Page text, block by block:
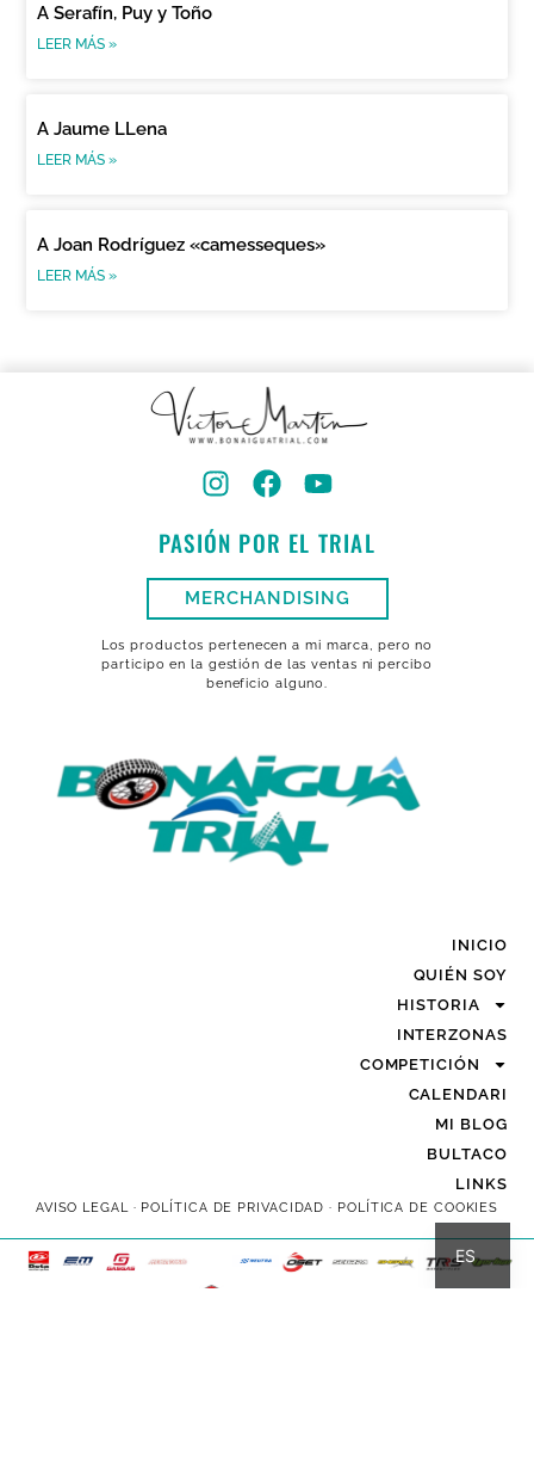
A Serafín, Puy y Toño
LEER MÁS »
A Jaume LLena
LEER MÁS »
A Joan Rodríguez «camesseques»
LEER MÁS »
PASIÓN POR EL TRIAL
MERCHANDISING
Los productos pertenecen a mi marca, pero no
participo en la gestión de las ventas ni percibo
beneficio alguno.
INICIO
QUIÉN SOY
HISTORIA
INTERZONAS
COMPETICIÓN
CALENDARI
MI BLOG
BULTACO
LINKS
AVISO LEGAL· POLÍTICA DE PRIVACIDAD · POLÍTICA DE COOKIES
ES
CA